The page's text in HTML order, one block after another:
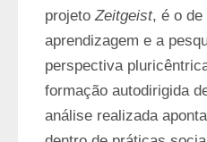
projeto Zeitgeist, é o de
aprendizagem e a
perspectiva
formação autodirigida
análise realizada